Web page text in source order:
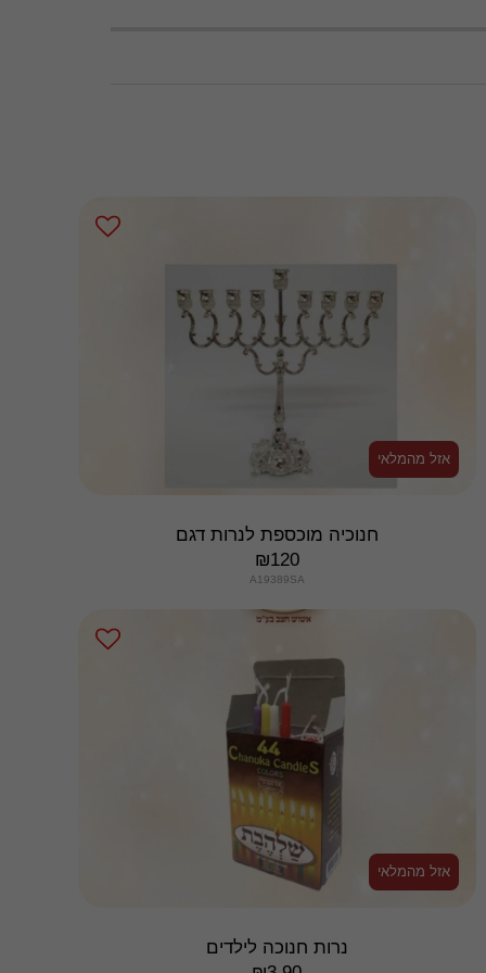
אזל מהמלאי
חנוכיה מוכספת לנרות דגם
₪120
A19389SA
אזל מהמלאי
נרות חנוכה לילדים